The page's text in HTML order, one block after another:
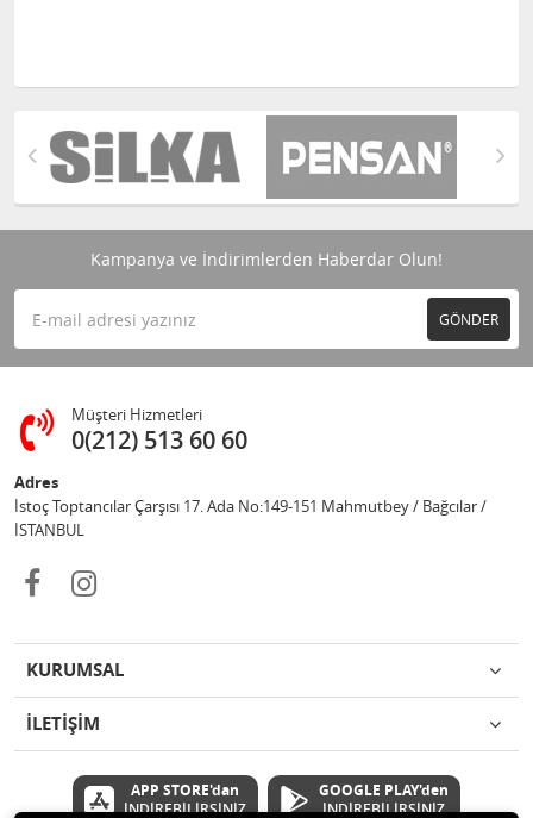
Kampanya ve İndirimlerden Haberdar Olun!
GÖNDER
Müşteri Hizmetleri
0(212) 513 60 60
Adres
İstoç Toptancılar Çarşısı 17. Ada No:149-151 Mahmutbey / Bağcılar /
İSTANBUL
KURUMSAL
İLETİŞİM
APP STORE'dan
İNDİREBİLİRSİNİZ
GOOGLE PLAY'den
İNDİREBİLİRSİNİZ